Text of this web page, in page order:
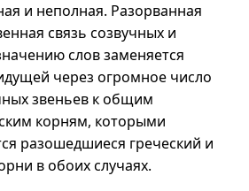
и неполная. Разорванная
связь созвучных и
слов заменяется
через огромное число
звеньев к общим
корням, которыми
разошедшиеся греческий и
в обоих случаях.